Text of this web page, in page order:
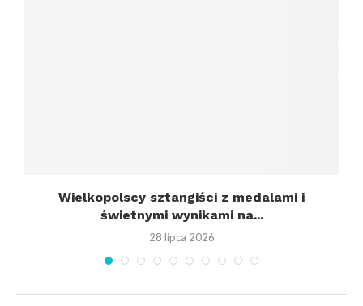
Wielkopolscy sztangiści z medalami i
świetnymi wynikami na...
28 lipca 2026